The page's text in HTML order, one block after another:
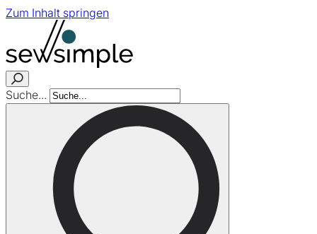
Zum Inhalt springen
Suche...